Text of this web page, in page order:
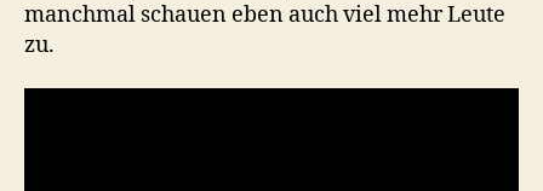
manchmal schauen eben auch viel mehr Leute
zu.